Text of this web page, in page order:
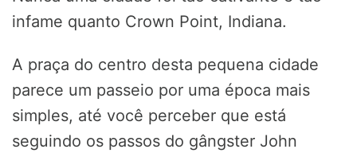
infame quanto Crown Point, Indiana.
A praça do centro desta pequena cidade
parece um passeio por uma época mais
simples, até você perceber que está
seguindo os passos do gângster John